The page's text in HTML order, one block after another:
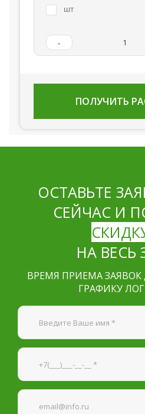
шт
-
ПОЛУЧИТЬ
Я согласен наобработку
ОСТАВЬТЕ
СЕЙЧАС И
НА ВЕСЬ
ВРЕМЯ ПРИЕМА ЗАЯВОК
ГРАФИКУ